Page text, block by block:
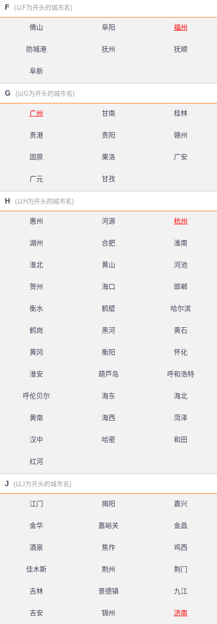
F (以F为开头的城市名)
佛山 阜阳 福州
防城港 抚州 抚顺
阜新
G (以G为开头的城市名)
广州 甘南 桂林
贵港 贵阳 赣州
固原 果洛 广安
广元 甘孜
H (以H为开头的城市名)
惠州 河源 杭州
湖州 合肥 淮南
淮北 黄山 河池
贺州 海口 邯郸
衡水 鹤壁 哈尔滨
鹤岗 黑河 黄石
黄冈 衡阳 怀化
淮安 葫芦岛 呼和浩特
呼伦贝尔 海东 海北
黄南 海西 菏泽
汉中 哈密 和田
红河
J (以J为开头的城市名)
江门 揭阳 嘉兴
金华 嘉峪关 金昌
酒泉 焦作 鸡西
佳木斯 荆州 荆门
吉林 景德镇 九江
吉安 锦州 济南